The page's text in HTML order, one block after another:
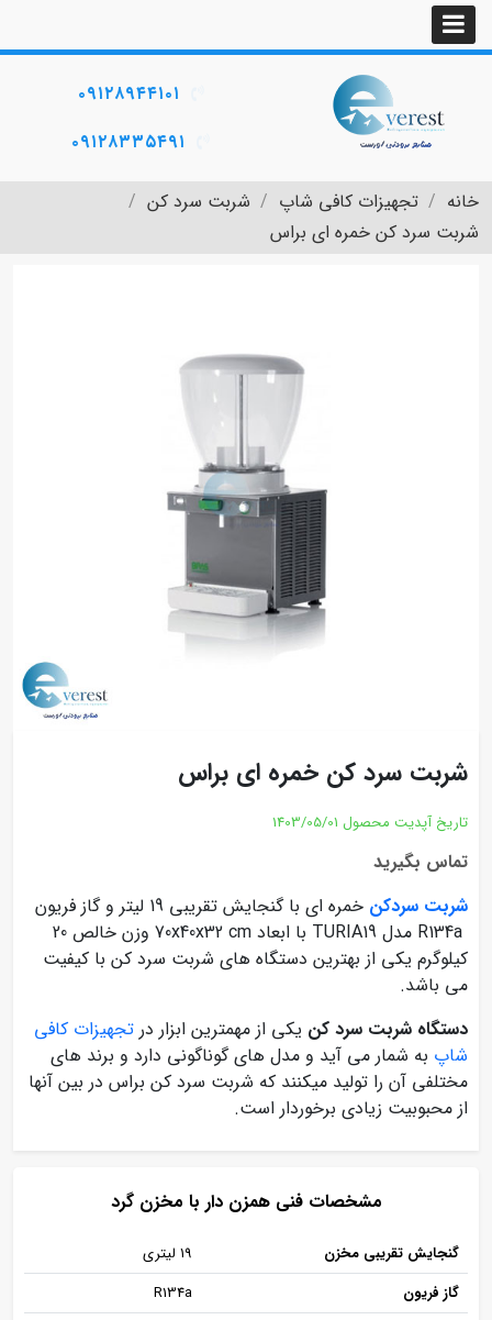
۰۹۱۲۸۹۴۴۱۰۱
۰۹۱۲۸۳۳۵۴۹۱
خانه تجهیزات کافی شاپ
شربت سرد کن
شربت سرد کن خمره ای براس
شربت سرد کن خمره ای براس
تاریخ آپدیت محصول 1403/05/01
تماس بگیرید
شربت سردکن
خمره ای با گنجایش تقریبی 19 لیتر و گاز فریون
R134a مدل TURIA19 با ابعاد 70x40x32 cm وزن خالص 20
کیلوگرم یکی از بهترین دستگاه های شربت سرد کن با کیفیت
می باشد.
دستگاه شربت سرد کن یکی از مهمترین ابزار در تجهیزات کافی
شاپ به شمار می آید و مدل های گوناگونی دارد و برند های
مختلفی آن را تولید میکنند که شربت سرد کن براس در بین آنها
از محبوبیت زیادی برخوردار است.
مشخصات فنی همزن دار با مخزن گرد
گنجایش تقریبی مخزن
19 لیتری
گاز فریون
R134a